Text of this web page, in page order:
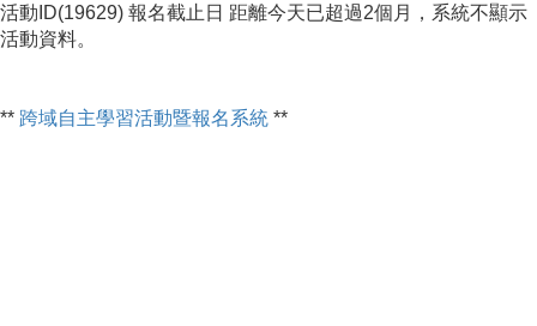
活動ID(19629) 報名截止日 距離今天已超過2個月，系統不顯示
活動資料。
** 跨域自主學習活動暨報名系統 **